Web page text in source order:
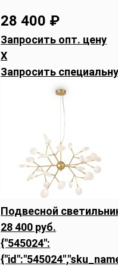
28 400 ₽
Запросить опт. цену
X
Запросить
Подвесной
28 400 руб.
{"545024":